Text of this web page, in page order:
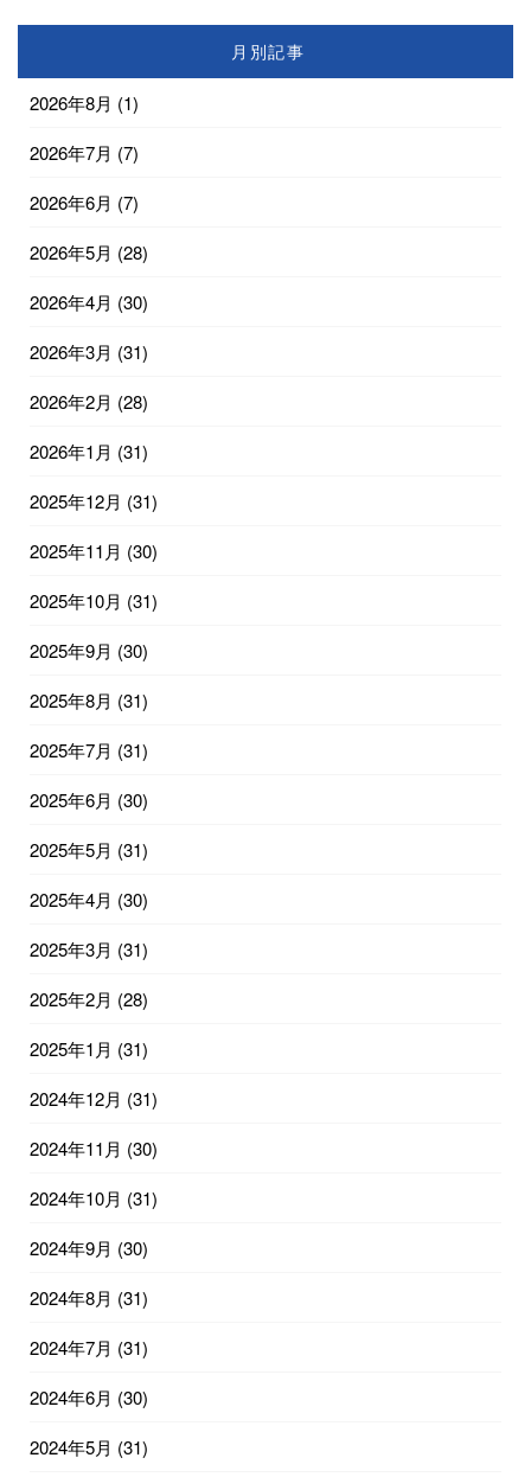
月別記事
2026年8月 (1)
2026年7月 (7)
2026年6月 (7)
2026年5月 (28)
2026年4月 (30)
2026年3月 (31)
2026年2月 (28)
2026年1月 (31)
2025年12月 (31)
2025年11月 (30)
2025年10月 (31)
2025年9月 (30)
2025年8月 (31)
2025年7月 (31)
2025年6月 (30)
2025年5月 (31)
2025年4月 (30)
2025年3月 (31)
2025年2月 (28)
2025年1月 (31)
2024年12月 (31)
2024年11月 (30)
2024年10月 (31)
2024年9月 (30)
2024年8月 (31)
2024年7月 (31)
2024年6月 (30)
2024年5月 (31)